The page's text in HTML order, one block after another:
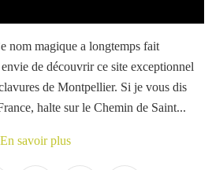
nom magique a longtemps fait
de découvrir ce site exceptionnel
de Montpellier. Si je vous dis
halte sur le Chemin de Saint...
En savoir plus